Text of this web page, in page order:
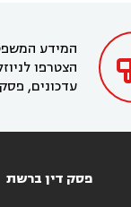
המידע
הצטרפו
עדכונים,
פסק דין ברשת